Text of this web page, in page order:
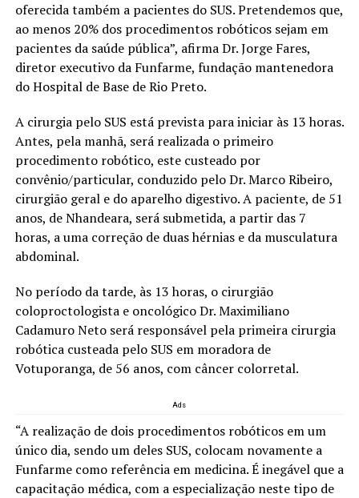
oferecida também a pacientes do SUS. Pretendemos que,
ao menos 20% dos procedimentos robóticos sejam em
pacientes da saúde pública”, afirma Dr. Jorge Fares,
diretor executivo da Funfarme, fundação mantenedora
do Hospital de Base de Rio Preto.
A cirurgia pelo SUS está prevista para iniciar às 13 horas.
Antes, pela manhã, será realizada o primeiro
procedimento robótico, este custeado por
convênio/particular, conduzido pelo Dr. Marco Ribeiro,
cirurgião geral e do aparelho digestivo. A paciente, de 51
anos, de Nhandeara, será submetida, a partir das 7
horas, a uma correção de duas hérnias e da musculatura
abdominal.
No período da tarde, às 13 horas, o cirurgião
coloproctologista e oncológico Dr. Maximiliano
Cadamuro Neto será responsável pela primeira cirurgia
robótica custeada pelo SUS em moradora de
Votuporanga, de 56 anos, com câncer colorretal.
Ads
“A realização de dois procedimentos robóticos em um
único dia, sendo um deles SUS, colocam novamente a
Funfarme como referência em medicina. É inegável que a
capacitação médica, com a especialização neste tipo de